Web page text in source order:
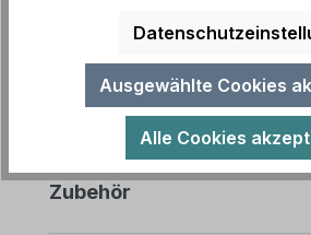
Produktgalerie überspringen
Zubehör
Ausgewählte Cookies
Alle Cookies